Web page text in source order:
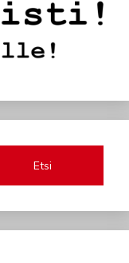
Etsi